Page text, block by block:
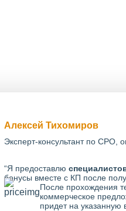
Алексей Тихомиров
Эксперт-консультант по СРО,
“Я предоставлю
бонусы вместе с КП после
После прохождения
коммерческое
придет на указанную